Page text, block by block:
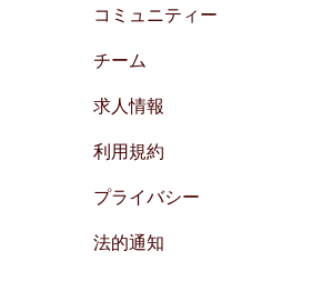
コミュニティー
チーム
求人情報
利用規約
プライバシー
法的通知